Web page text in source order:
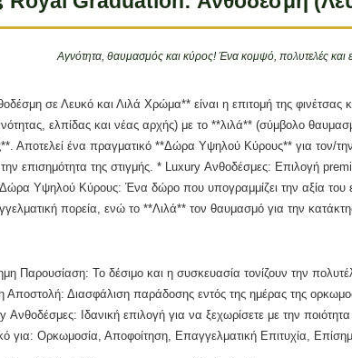
Αγνότητα, θαυμασμός και κύρος! Ένα κομψό, πολυτελές
σε Λευκό και Λιλά Χρώμα** είναι η επιτομή της
ελπίδας και νέας αρχής) με το **λιλά** (σύμβολο
Αποτελεί ένα πραγματικό **Δώρα Υψηλού Κύρους** για τον/
επισημότητα της στιγμής. * Luxury Ανθοδέσμες: Επιλογή
Δώρα Υψηλού Κύρους: Ένα δώρο που υπογραμμίζει την αξία του
πορεία, ενώ το **Λιλά** τον θαυμασμό για την
Παρουσίαση: Το δέσιμο και η συσκευασία τονίζουν την
Αποστολή: Διασφάλιση παράδοσης εντός της ημέρας της
Ανθοδέσμες: Ιδανική επιλογή για να ξεχωρίσετε με την
για: Ορκωμοσία, Αποφοίτηση, Επαγγελματική Επιτυχία,